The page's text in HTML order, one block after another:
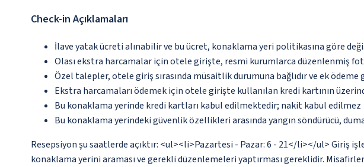
Check-in Açıklamaları
İlave yatak ücreti alınabilir ve bu ücret, konaklama yeri politikasına göre
Olası ekstra harcamalar için otele girişte, resmi kurumlarca düzenlenmiş
Özel talepler, otele giriş sırasında müsaitlik durumuna bağlıdır ve ek
Ekstra harcamaları ödemek için otele girişte kullanılan kredi kartının
Bu konaklama yerinde kredi kartları kabul edilmektedir; nakit kabul edilmez
Bu konaklama yerindeki güvenlik özellikleri arasında yangın söndürücü,
Resepsiyon şu saatlerde açıktır: <ul><li>Pazartesi - Pazar: 6 - 21</li></ul> Giriş
konaklama yerini araması ve gerekli düzenlemeleri yaptırması gereklidir.